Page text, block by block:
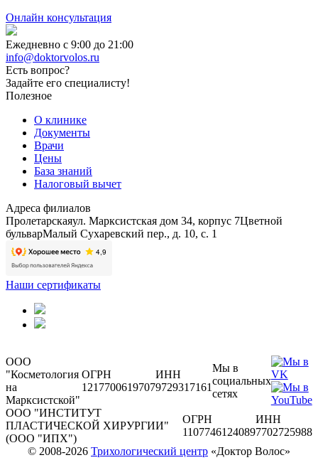
Онлайн консультация
Ежедневно с 9:00 до 21:00
info@doktorvolos.ru
Есть вопрос?
Задайте его специалисту!
Полезное
О клинике
Документы
Врачи
Цены
База знаний
Налоговый вычет
Адреса филиалов
Пролетарскаяул. Марксистская дом 34, корпус 7Цветной
бульварМалый Сухаревский пер., д. 10, с. 1
Наши сертификаты
ООО
"Косметология
на
Марксистской"
ОГРН
1217700619707
ИНН
9729317161
Мы в
социальных
сетях
ООО "ИНСТИТУТ
ПЛАСТИЧЕСКОЙ ХИРУРГИИ"
(ООО "ИПХ")
ОГРН
1107746124089
ИНН
7702725988
© 2008-2026 Трихологический центр «Доктор Волос»